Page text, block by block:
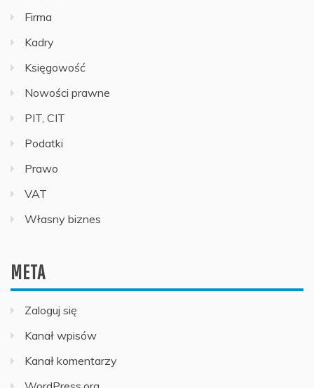
Firma
Kadry
Księgowość
Nowości prawne
PIT, CIT
Podatki
Prawo
VAT
Własny biznes
META
Zaloguj się
Kanał wpisów
Kanał komentarzy